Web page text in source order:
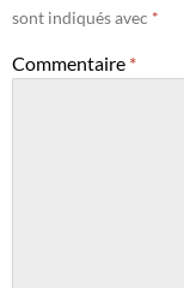
sont indiqués avec *
Commentaire *